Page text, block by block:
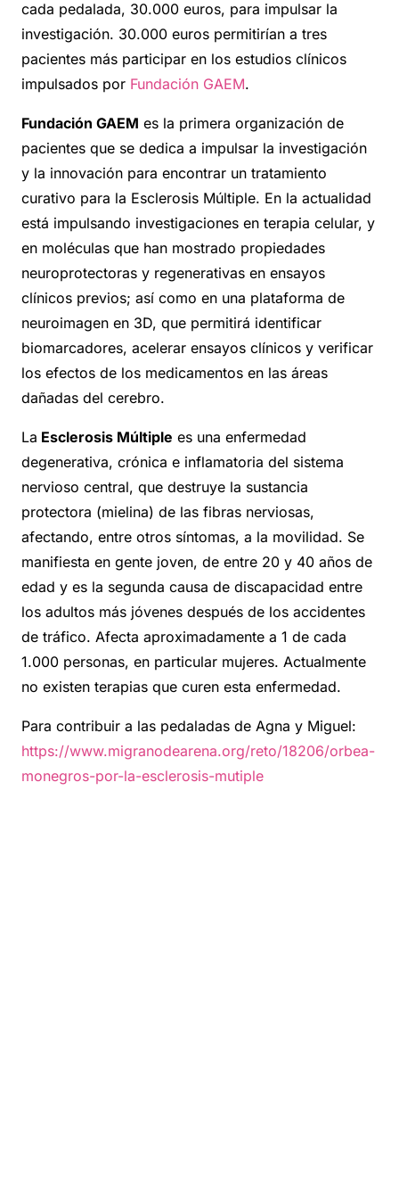
cada pedalada, 30.000 euros, para impulsar la
investigación. 30.000 euros permitirían a tres
pacientes más participar en los estudios clínicos
impulsados por Fundación GAEM.
Fundación GAEM es la primera organización de
pacientes que se dedica a impulsar la investigación
y la innovación para encontrar un tratamiento
curativo para la Esclerosis Múltiple. En la actualidad
está impulsando investigaciones en terapia celular, y
en moléculas que han mostrado propiedades
neuroprotectoras y regenerativas en ensayos
clínicos previos; así como en una plataforma de
neuroimagen en 3D, que permitirá identificar
biomarcadores, acelerar ensayos clínicos y verificar
los efectos de los medicamentos en las áreas
dañadas del cerebro.
La Esclerosis Múltiple es una enfermedad
degenerativa, crónica e inflamatoria del sistema
nervioso central, que destruye la sustancia
protectora (mielina) de las fibras nerviosas,
afectando, entre otros síntomas, a la movilidad. Se
manifiesta en gente joven, de entre 20 y 40 años de
edad y es la segunda causa de discapacidad entre
los adultos más jóvenes después de los accidentes
de tráfico. Afecta aproximadamente a 1 de cada
1.000 personas, en particular mujeres. Actualmente
no existen terapias que curen esta enfermedad.
Para contribuir a las pedaladas de Agna y Miguel:
https://www.migranodearena.org/reto/18206/orbea-
monegros-por-la-esclerosis-mutiple